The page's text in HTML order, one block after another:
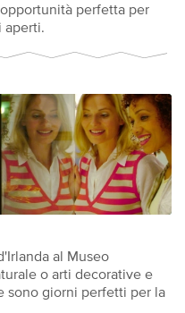
perfetta per
aperti.
al Museo
o arti decorative e
sono giorni perfetti per la